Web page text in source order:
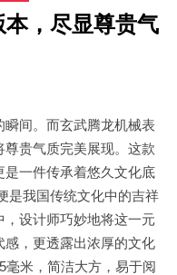
，尽显尊贵气
间。而玄武腾龙机械表
贵气质完美展现。这款
一件传承着悠久文化底
是我国传统文化中的吉祥
设计师巧妙地将这一元
，更透露出浓厚的文化
毫米，简洁大方，易于阅